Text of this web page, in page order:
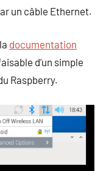
un câble Ethernet.
documentation
d’un simple
Raspberry.